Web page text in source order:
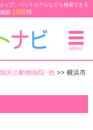
ップ、ペットホテルなどを検索できる
載数 1992件
MENU
区の動物病院･他 >> 横浜市